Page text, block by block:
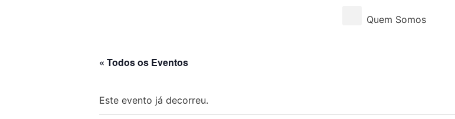
Quem Somos
« Todos os Eventos
Este evento já decorreu.